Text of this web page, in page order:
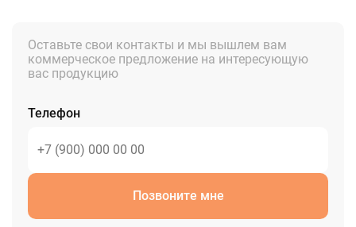
Оставьте свои контакты и мы вышлем вам
коммерческое предложение на интересующую
вас продукцию
Телефон
Позвоните мне